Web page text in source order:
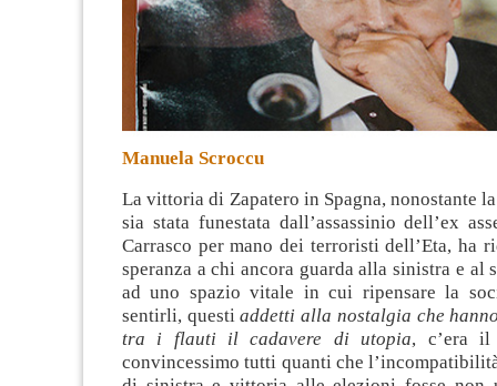
Manuela Scroccu
La vittoria di Zapatero in Spagna, nonostante
sia stata funestata dall’assassinio dell’ex
Carrasco per mano dei terroristi dell’Eta, ha
speranza a chi ancora guarda alla sinistra e al
ad uno spazio vitale in cui ripensare la
sentirli, questiaddetti alla nostalgia che
tra i flauti il cadavere di utopia, c’era
convincessimo tutti quanti che